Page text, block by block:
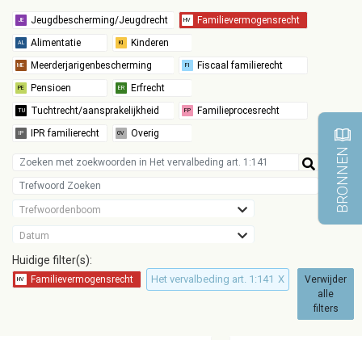
Trefwoordenboom
Datum
Huidige filter(s):
Het vervalbeding art. 1:141 X
Verwijder
alle
filters
BRONNEN